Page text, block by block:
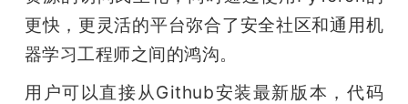
更快，更灵活的平台弥合了安全社区和通用机
器学习工程师之间的鸿沟。
用户可以直接从Github安装最新版本，代码